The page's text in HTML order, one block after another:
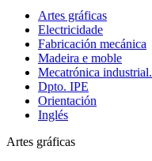
Artes gráficas
Electricidade
Fabricación mecánica
Madeira e moble
Mecatrónica industrial.
Dpto. IPE
Orientación
Inglés
Artes gráficas